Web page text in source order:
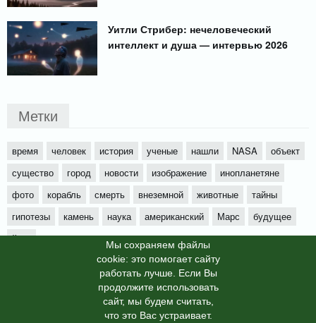
Мы cохраняем файлы
cookie: это помогает сайту
работать лучше. Если Вы
продолжите использовать
сайт, мы будем считать,
что это Вас устраивает.
Уитли Стрибер: нечеловеческий
интеллект и душа — интервью 2026
Метки
время человек история ученые нашли NASA
объект
существо
город новости изображение
инопланетяне
фото
корабль смерть внеземной животные
тайны
гипотезы
камень наука американский Марс
будущее
йети
© info-dimurra.ru 2025г. This site is protected by